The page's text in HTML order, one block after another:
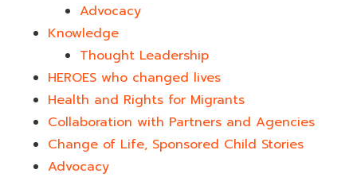
Advocacy
Knowledge
Thought Leadership
HEROES who changed lives​
Health and Rights for Migrants
Collaboration with Partners and Agencies
Change of Life, Sponsored Child Stories
Advocacy